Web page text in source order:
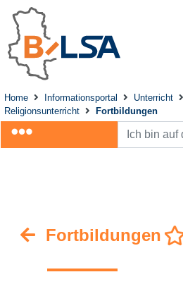
Home Informationsportal Unterricht
Religionsunterricht
Fortbildungen
Fortbildungen